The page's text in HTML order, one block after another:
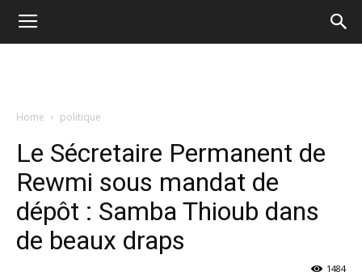
Home politique
Le Sécretaire Permanent de
Rewmi sous mandat de
dépôt : Samba Thioub dans
de beaux draps
1484